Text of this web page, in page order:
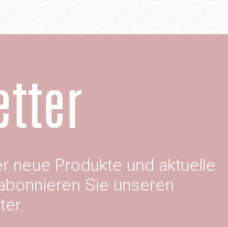
neue Produkte und aktuelle
Sie unseren